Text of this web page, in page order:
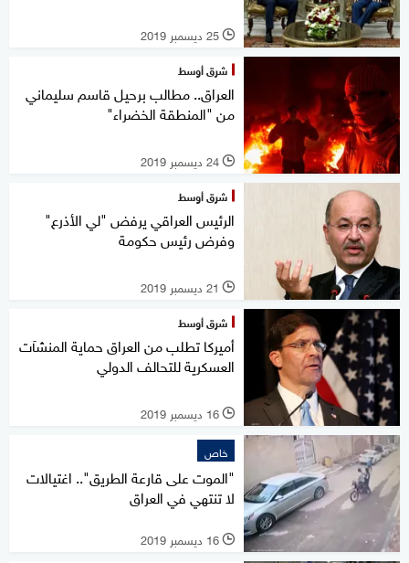
l 25 ديسمبر 2019
شرق أوسط
العراق.. مطالب برحيل قاسم سليماني
من "المنطقة الخضراء"
l 24 ديسمبر 2019
شرق أوسط
الرئيس العراقي يرفض "لي الأذرع"
وفرض رئيس حكومة
l 21 ديسمبر 2019
شرق أوسط
أميركا تطلب من العراق حماية المنشآت
العسكرية للتحالف الدولي
l 16 ديسمبر 2019
خاص
"الموت على قارعة الطريق".. اغتيالات
لا تنتهي في العراق
l 16 ديسمبر 2019